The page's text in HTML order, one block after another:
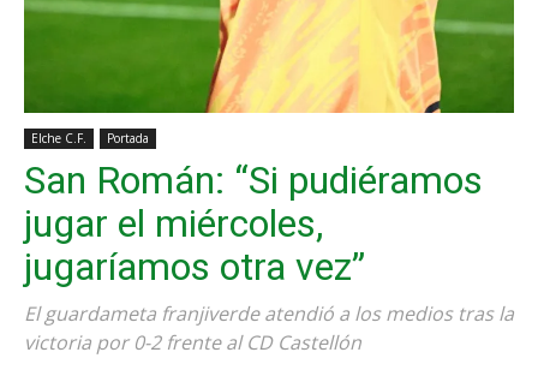
Elche C.F. Portada
San Román: “Si pudiéramos
jugar el miércoles,
jugaríamos otra vez”
El guardameta franjiverde atendió a los medios tras la
victoria por 0-2 frente al CD Castellón